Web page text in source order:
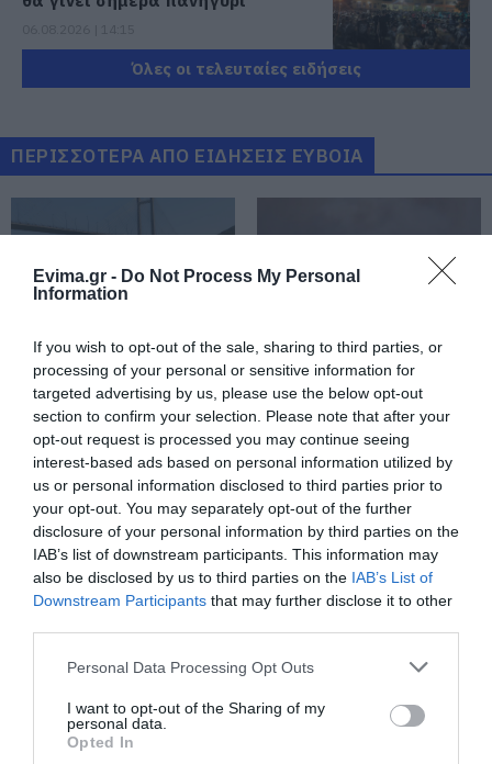
Evima.gr - Do Not Process My Personal
Information
If you wish to opt-out of the sale, sharing to third parties, or
processing of your personal or sensitive information for
targeted advertising by us, please use the below opt-out
section to confirm your selection. Please note that after your
opt-out request is processed you may continue seeing
interest-based ads based on personal information utilized by
us or personal information disclosed to third parties prior to
your opt-out. You may separately opt-out of the further
disclosure of your personal information by third parties on the
IAB’s list of downstream participants. This information may
also be disclosed by us to third parties on the IAB’s List of
Downstream Participants that may further disclose it to other
Please note that this website/app uses one or more Google
not limited to your visit or usage behaviour. You may click to
grant or deny consent to Google and its third-party tags to
use your data for below specified purposes in below Google
Personal Data Processing Opt Outs
I want to opt-out of the Sharing of my
personal data.
Opted In
έσωσε μια ολόκληρη περιοχή της
06.08.2026 | 13:45
εμπορικό κατάστημα στη Χαλκίδα
06.08.2026 | 13:45
Καλοκαίρι στην Εύβοια χωρίς
«Ταβέρνα Ξενύχτη» δεν γίνεται!
Χρόνια τώρα αυθεντικές γεύσεις!
06.08.2026 | 13:30
Σοκ στην Εύβοια: Κουκουλοφόρος
εισέβαλε στο σπίτι – Στιγμές
τρόμου για γυναίκα
06.08.2026 | 13:15
Χαλκίδα τώρα φωτιά σε εμπορικό
κατάστημα
06.08.2026 | 13:00
Όλες οι τελευταίες ειδήσεις
ΠΕΡΙΣΣΟΤΕΡΑ ΑΠΟ ΕΙΔΗΣΕΙΣ ΕΥΒΟΙΑ
Συναγερμός στη
Χαλκίδα: Γυναίκα
έπεσε από την Υψηλή
Γέφυρα
Φωτιά τώρα στη Σκύρο
κοσμηματοπωλείο
Εύβοια
Άνω Στύρα της Εύβοιας!